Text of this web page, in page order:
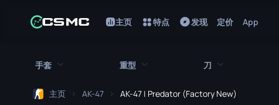
主页 特点 发现 定价 App
手套 重型 刀
主页 AK-47 AK-47 | Predator (Factory New)